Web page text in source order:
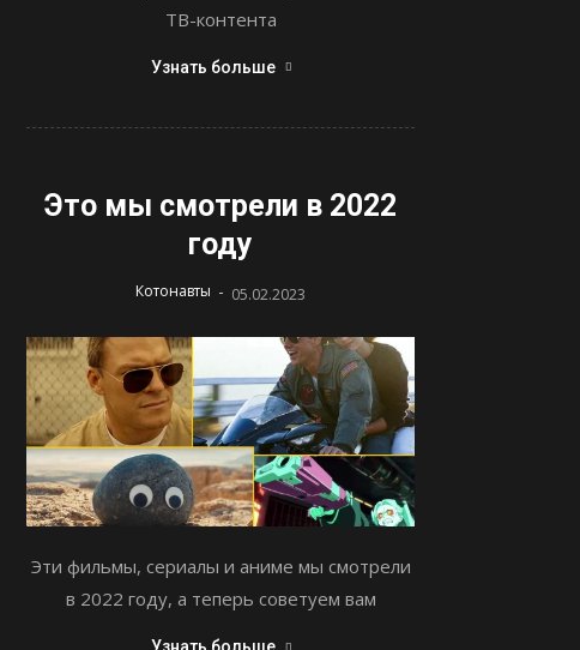
ТВ-контента
Узнать больше
Это мы смотрели в 2022
году
Котонавты - 05.02.2023
Эти фильмы, сериалы и аниме мы смотрели
в 2022 году, а теперь советуем вам